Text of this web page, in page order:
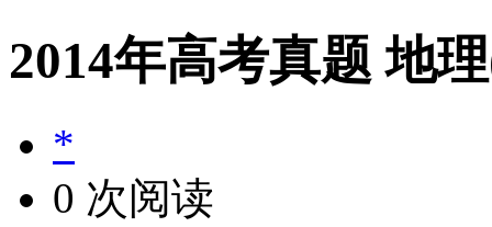
2014年高考真题 地
*
0 次阅读